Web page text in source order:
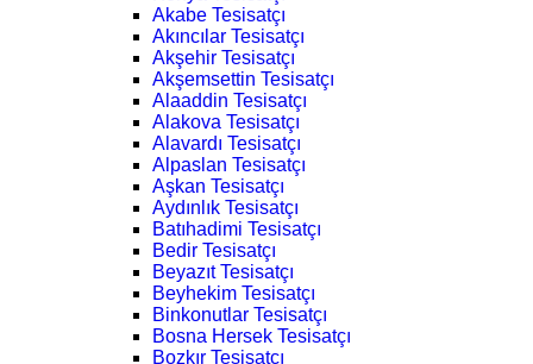
Akabe Tesisatçı
Akıncılar Tesisatçı
Akşehir Tesisatçı
Akşemsettin Tesisatçı
Alaaddin Tesisatçı
Alakova Tesisatçı
Alavardı Tesisatçı
Alpaslan Tesisatçı
Aşkan Tesisatçı
Aydınlık Tesisatçı
Batıhadimi Tesisatçı
Bedir Tesisatçı
Beyazıt Tesisatçı
Beyhekim Tesisatçı
Binkonutlar Tesisatçı
Bosna Hersek Tesisatçı
Bozkır Tesisatçı